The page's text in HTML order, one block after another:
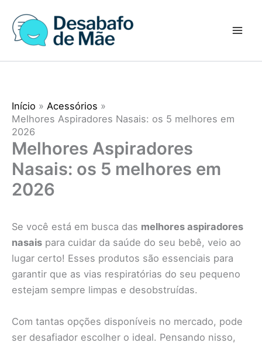
para
Início
Acessórios
Melhores Aspiradores Nasais: os 5 melhores em
2026
Melhores Aspiradores
Nasais: os 5 melhores em
2026
Se você está em busca das melhores aspiradores
nasais para cuidar da saúde do seu bebê, veio ao
lugar certo! Esses produtos são essenciais para
garantir que as vias respiratórias do seu pequeno
estejam sempre limpas e desobstruídas.
Com tantas opções disponíveis no mercado, pode
ser desafiador escolher o ideal. Pensando nisso,